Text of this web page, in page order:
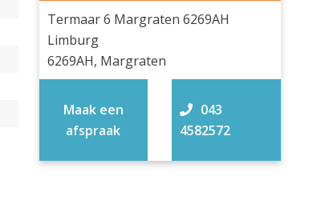
Termaar 6 Margraten 6269AH
Limburg
6269AH, Margraten
043
4582572
Maak een
afspraak